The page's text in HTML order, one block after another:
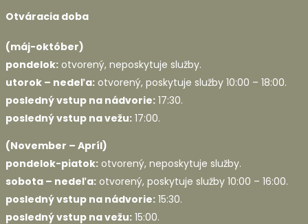
Otváracia doba
(máj-október)
pondelok: otvorený, neposkytuje služby.
utorok – nedeľa: otvorený, poskytuje služby 10:00 – 18:00.
posledný vstup na nádvorie: 17:30.
posledný vstup na vežu: 17:00.
(November – Apríl)
pondelok-piatok: otvorený, neposkytuje služby.
sobota – nedeľa: otvorený, poskytuje služby 10:00 – 16:00.
posledný vstup na nádvorie: 15:30.
posledný vstup na vežu: 15:00.